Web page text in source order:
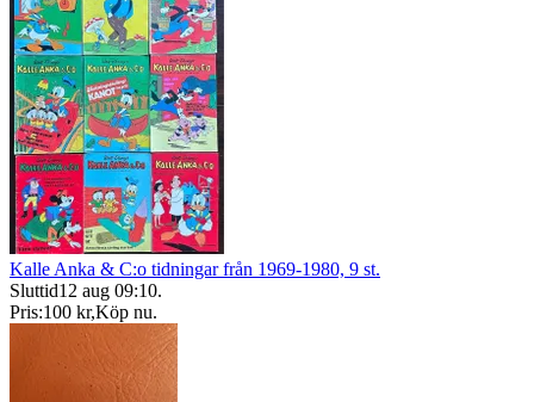
Kalle Anka & C:o tidningar från 1969-1980, 9 st.
Sluttid12 aug 09:10.
Pris:100 kr,Köp nu.